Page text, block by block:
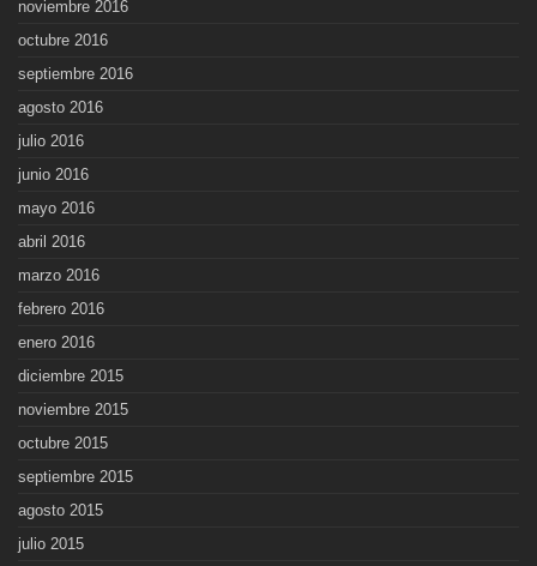
noviembre 2016
octubre 2016
septiembre 2016
agosto 2016
julio 2016
junio 2016
mayo 2016
abril 2016
marzo 2016
febrero 2016
enero 2016
diciembre 2015
noviembre 2015
octubre 2015
septiembre 2015
agosto 2015
julio 2015